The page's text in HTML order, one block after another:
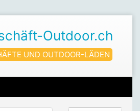
Outdoor.ch
UND OUTDOOR-LÄDEN